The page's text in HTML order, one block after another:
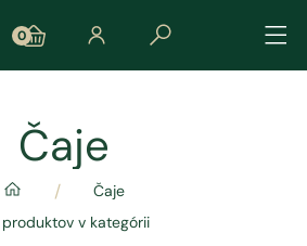
0
Čaje
/
Čaje
v kategórii